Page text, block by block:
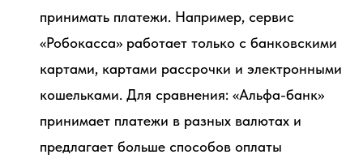
принимать платежи. Например, сервис
«Робокасса» работает только с банковскими
картами, картами рассрочки и электронными
кошельками. Для сравнения: «Альфа-банк»
принимает платежи в разных валютах и
предлагает больше способов оплаты